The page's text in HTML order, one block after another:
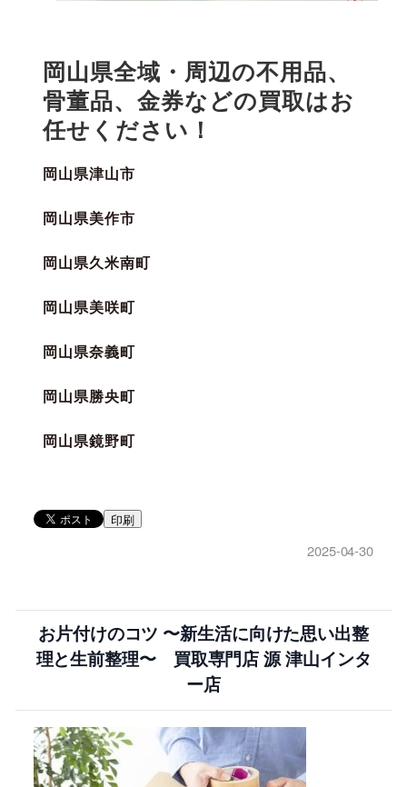
岡山県全域・周辺の不用品、
骨董品、金券などの買取はお
任せください！
岡山県津山市
岡山県美作市
岡山県久米南町
岡山県美咲町
岡山県奈義町
岡山県勝央町
岡山県鏡野町
印刷
2025-04-30
お片付けのコツ 〜新生活に向けた思い出整
理と生前整理〜 買取専門店 源 津山インタ
ー店